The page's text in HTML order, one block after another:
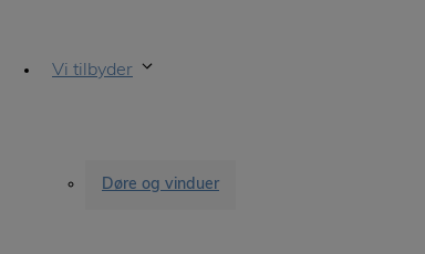
Vi tilbyder
Døre og vinduer